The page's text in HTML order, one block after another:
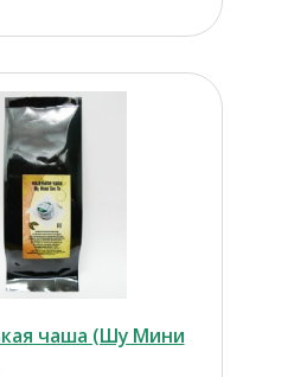
чаша (Шу Мини